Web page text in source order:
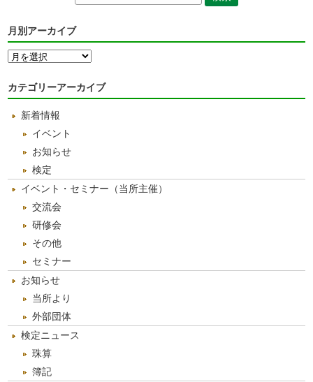
月別アーカイブ
月
ー
イ
カテゴリーアーカイブ
新着情報
イベント
お知らせ
検定
イベント・セミナー（当所主催）
交流会
研修会
その他
セミナー
お知らせ
当所より
外部団体
検定ニュース
珠算
簿記